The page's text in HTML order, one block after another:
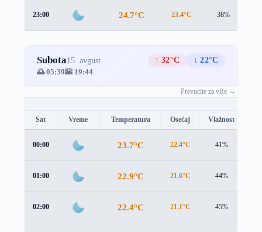
23:00 24.7°C 23.4°C 38%
Subota15. avgust ↑ 32°C
↓ 22°C
🌅 05:39🌇 19:44
Prevucite za više →
Sat Vreme Temperatura Osećaj Vlažnost
00:00 23.7°C 22.4°C 41%
01:00 22.9°C 21.6°C 44%
02:00 22.4°C 21.1°C 45%